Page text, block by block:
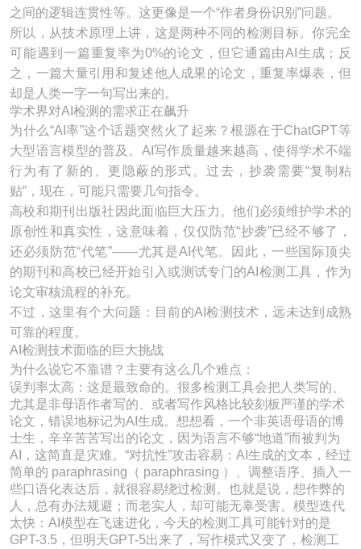
之间的逻辑连贯性等。这更像是一个“作者身份识别”问题。
所以，从技术原理上讲，这是两种不同的检测目标。你完全
可能遇到一篇重复率为0%的论文，但它通篇由AI生成；反
之，一篇大量引用和复述他人成果的论文，重复率爆表，但
却是人类一字一句写出来的。
学术界对AI检测的需求正在飙升
为什么“AI率”这个话题突然火了起来？根源在于ChatGPT等
大型语言模型的普及。AI写作质量越来越高，使得学术不端
行为有了新的、更隐蔽的形式。过去，抄袭需要“复制粘
贴”，现在，可能只需要几句指令。
高校和期刊出版社因此面临巨大压力。他们必须维护学术的
原创性和真实性，这意味着，仅仅防范“抄袭”已经不够了，
还必须防范“代笔”——尤其是AI代笔。因此，一些国际顶尖
的期刊和高校已经开始引入或测试专门的AI检测工具，作为
论文审核流程的补充。
不过，这里有个大问题：目前的AI检测技术，远未达到成熟
可靠的程度。
AI检测技术面临的巨大挑战
为什么说它不靠谱？主要有这么几个难点：
误判率太高：这是最致命的。很多检测工具会把人类写的、
尤其是非母语作者写的、或者写作风格比较刻板严谨的学术
论文，错误地标记为AI生成。想想看，一个非英语母语的博
士生，辛辛苦苦写出的论文，因为语言不够“地道”而被判为
AI，这简直是灾难。“对抗性”攻击容易：AI生成的文本，经过
简单的 paraphrasing（ paraphrasing ）、调整语序、插入一
些口语化表达后，就很容易绕过检测。也就是说，想作弊的
人，总有办法规避；而老实人，却可能无辜受害。模型迭代
太快：AI模型在飞速进化，今天的检测工具可能针对的是
GPT-3.5，但明天GPT-5出来了，写作模式又变了，检测工